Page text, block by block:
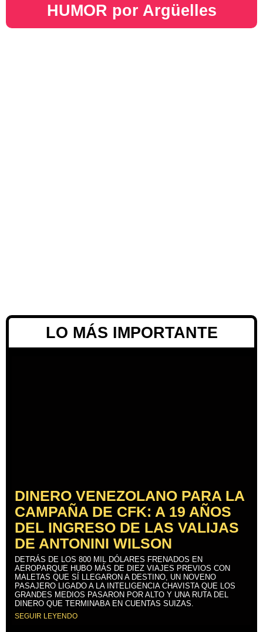
HUMOR por Argüelles​
LO MÁS IMPORTANTE
DINERO VENEZOLANO PARA LA
CAMPAÑA DE CFK: A 19 AÑOS
DEL INGRESO DE LAS VALIJAS
DE ANTONINI WILSON
DETRÁS DE LOS 800 MIL DÓLARES FRENADOS EN
AEROPARQUE HUBO MÁS DE DIEZ VIAJES PREVIOS CON
MALETAS QUE SÍ LLEGARON A DESTINO, UN NOVENO
PASAJERO LIGADO A LA INTELIGENCIA CHAVISTA QUE LOS
GRANDES MEDIOS PASARON POR ALTO Y UNA RUTA DEL
DINERO QUE TERMINABA EN CUENTAS SUIZAS.
SEGUIR LEYENDO